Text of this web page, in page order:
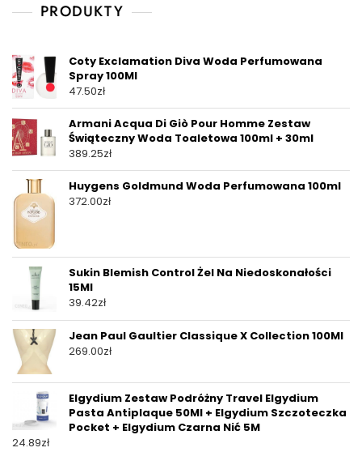
PRODUKTY
Coty Exclamation Diva Woda Perfumowana
Spray 100Ml
47.50zł
Armani Acqua Di Giò Pour Homme Zestaw
Świąteczny Woda Toaletowa 100ml + 30ml
389.25zł
Huygens Goldmund Woda Perfumowana 100ml
372.00zł
Sukin Blemish Control Żel Na Niedoskonałości
15Ml
39.42zł
Jean Paul Gaultier Classique X Collection 100Ml
269.00zł
Elgydium Zestaw Podróżny Travel Elgydium
Pasta Antiplaque 50Ml + Elgydium Szczoteczka
Pocket + Elgydium Czarna Nić 5M
24.89zł